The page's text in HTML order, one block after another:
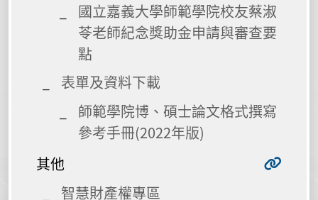
國立嘉義大學師範學院校友蔡淑
苓老師紀念獎助金申請與審查要
點
表單及資料下載
師範學院博、碩士論文格式撰寫
參考手冊(2022年版)
其他
智慧財產權專區